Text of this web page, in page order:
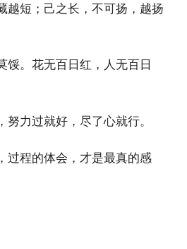
越短；己之长，不可扬，越扬
馁。花无百日红，人无百日
力过就好，尽了心就行。
过程的体会，才是最真的感